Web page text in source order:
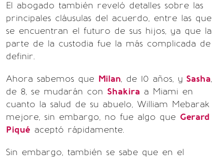
El abogado también reveló detalles sobre las
principales cláusulas del acuerdo, entre las que
se encuentran el futuro de sus hijos, ya que la
parte de la custodia fue la más complicada de
definir.
Ahora sabemos que Milan, de 10 años, y Sasha,
de 8, se mudarán con Shakira a Miami en
cuanto la salud de su abuelo, William Mebarak
mejore, sin embargo, no fue algo que Gerard
Piqué aceptó rápidamente.
Sin embargo, también se sabe que en el